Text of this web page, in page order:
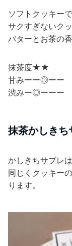
ソフトクッキー
サクすぎないクッ
バターとお茶の
抹茶度★★
甘みーー◎ーー
渋みー◎ーーー
抹茶かしきち
かしきちサブレ
同じくクッキー
ります。